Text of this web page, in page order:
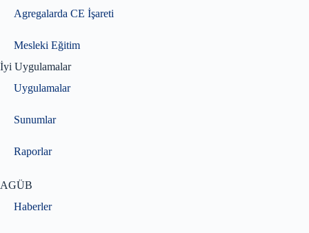
Agregalarda CE İşareti
Mesleki Eğitim
İyi Uygulamalar
Uygulamalar
Sunumlar
Raporlar
AGÜB
Haberler